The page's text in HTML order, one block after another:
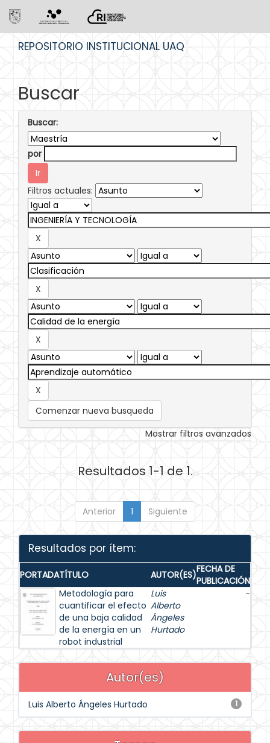
REPOSITORIO INSTITUCIONAL UAQ
Buscar
Buscar:
por
Filtros actuales:
Comenzar nueva busqueda
Mostrar filtros avanzados
Resultados 1-1 de 1.
Anterior 1 Siguiente
Resultados por ítem:
PORTADATÍTULO AUTOR(ES)FECHA DE
PUBLICACIÓN
Metodología para
cuantificar el efecto
de una baja calidad
de la energía en un
robot industrial
Luis
Alberto
Ángeles
Hurtado
-
Autor(es)
1
Luis Alberto Ángeles Hurtado